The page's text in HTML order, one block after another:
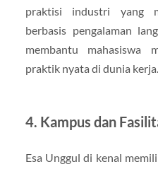
praktisi industri yang
berbasis pengalaman
membantu mahasiswa
praktik nyata di dunia kerja.
4. Kampus dan
Esa Unggul di kenal